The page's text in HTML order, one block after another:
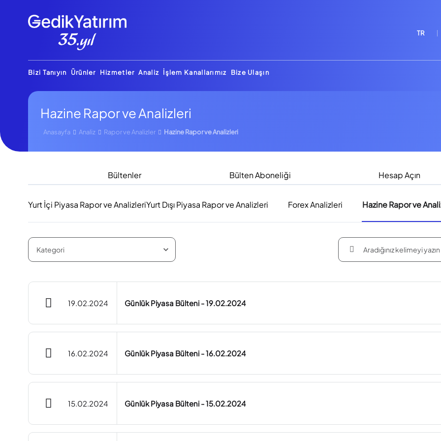
TR
Bizi Tanıyın Ürünler Hizmetler Analiz İşlem Kanallarımız Bize Ulaşın
Hazine Rapor ve Analizleri
Anasayfa Analiz Rapor ve Analizler Hazine Rapor ve Analizleri
Bültenler Bülten Aboneliği Hesap Açın
Yurt İçi Piyasa Rapor ve AnalizleriYurt Dışı Piyasa Rapor ve Analizleri Forex Analizleri Hazine Rapor ve
19.02.2024 Günlük Piyasa Bülteni - 19.02.2024
16.02.2024 Günlük Piyasa Bülteni - 16.02.2024
15.02.2024 Günlük Piyasa Bülteni - 15.02.2024